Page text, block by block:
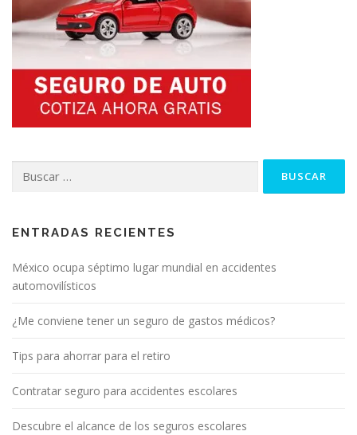
ENTRADAS RECIENTES
México ocupa séptimo lugar mundial en accidentes
automovilísticos
¿Me conviene tener un seguro de gastos médicos?
Tips para ahorrar para el retiro
Contratar seguro para accidentes escolares
Descubre el alcance de los seguros escolares